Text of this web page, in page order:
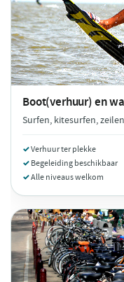
Boot(verhuur) en
Surfen, kitesurfen,
Verhuur ter plekke
Begeleiding beschikbaar
Alle niveaus welkom